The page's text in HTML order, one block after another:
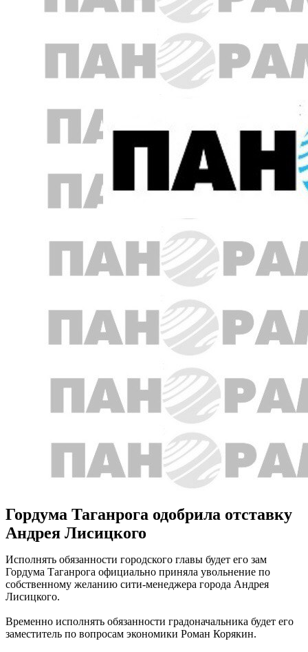
Гордума Таганрога одобрила отставку
Андрея Лисицкого
Исполнять обязанности городского главы будет его зам
Гордума Таганрога официально приняла увольнение по
собственному желанию сити-менеджера города Андрея
Лисицкого.
Временно исполнять обязанности градоначальника будет его
заместитель по вопросам экономики Роман Корякин.